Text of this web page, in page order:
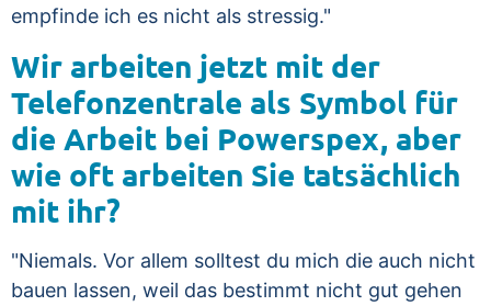
empfinde ich es nicht als stressig."
Wir arbeiten jetzt mit der
Telefonzentrale als Symbol für
die Arbeit bei Powerspex, aber
wie oft arbeiten Sie tatsächlich
mit ihr?
"Niemals. Vor allem solltest du mich die auch nicht
bauen lassen, weil das bestimmt nicht gut gehen